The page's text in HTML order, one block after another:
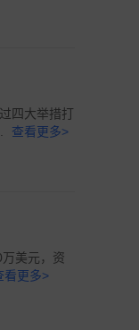
四大举措打
查看更多>
美元，资
看更多>